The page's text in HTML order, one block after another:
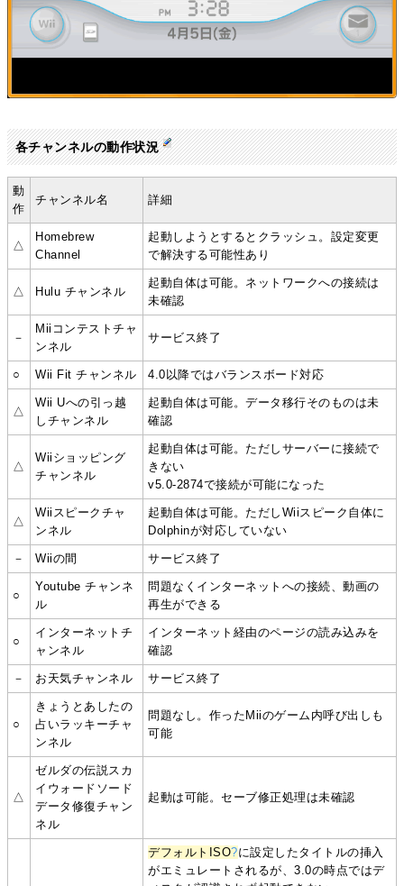
各チャンネルの動作状況
動
作
チャンネル名 詳細
△
Homebrew
Channel
起動しようとするとクラッシュ。設定変更
で解決する可能性あり
△ Hulu チャンネル
起動自体は可能。ネットワークへの接続は
未確認
－
Miiコンテストチャ
ンネル
サービス終了
○ Wii Fit チャンネル 4.0以降ではバランスボード対応
△
Wii Uへの引っ越
しチャンネル
起動自体は可能。データ移行そのものは未
確認
△
Wiiショッピング
チャンネル
起動自体は可能。ただしサーバーに接続で
きない
v5.0-2874で接続が可能になった
△
Wiiスピークチャ
ンネル
起動自体は可能。ただしWiiスピーク自体に
Dolphinが対応していない
－ Wiiの間 サービス終了
○
Youtube チャンネ
ル
問題なくインターネットへの接続、動画の
再生ができる
○
インターネットチ
ャンネル
インターネット経由のページの読み込みを
確認
－ お天気チャンネル サービス終了
○
きょうとあしたの
占いラッキーチャ
ンネル
問題なし。作ったMiiのゲーム内呼び出しも
可能
△
ゼルダの伝説スカ
イウォードソード
データ修復チャン
ネル
起動は可能。セーブ修正処理は未確認
デフォルトISO?に設定したタイトルの挿入
がエミュレートされるが、3.0の時点ではデ